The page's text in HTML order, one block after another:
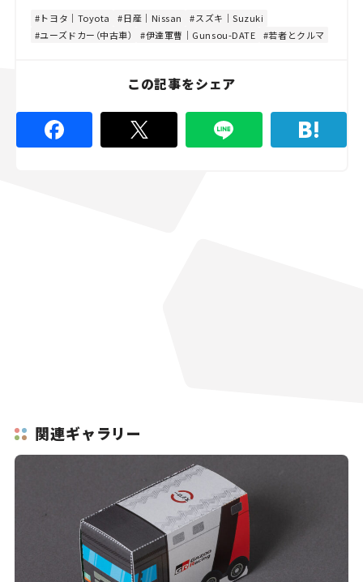
8
8
トヨタ｜Toyota 日産｜Nissan
スズキ｜Suzuki
ユーズドカー（中古車）
伊達軍曹｜Gunsou-DATE 若者とクルマ
この記事をシェア
関連ギャラリー